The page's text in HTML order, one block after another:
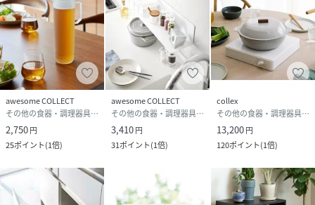
awesome COLLECT
その他の食器・調理器具・キッチン用品
2,750円
25ポイント(1倍)
awesome COLLECT
その他の食器・調理器具・キッチン用品
3,410円
31ポイント(1倍)
collex
その他の食器・調理器具・キッチン用品
13,200円
120ポイント(1倍)